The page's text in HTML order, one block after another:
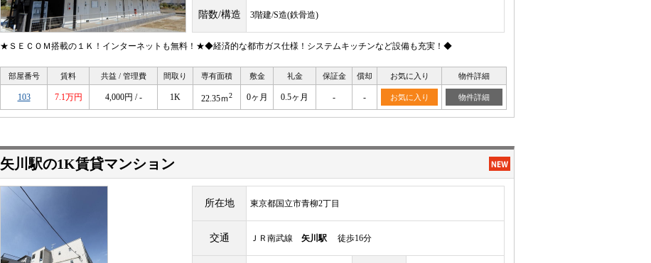
階数/構造 3階建/S造(鉄骨造)
★ＳＥＣＯＭ搭載の１Ｋ！インターネットも無料！★◆経済的な都市ガス仕様！システムキッチンなど設備も充実！◆
部屋番号 賃料 共益 / 管理費 間取り 専有面積 敷金 礼金 保証金 償却 お気に入り 物件詳細
103 7.1万円 4,000円 / - 1K 22.35ｍ2 0ヶ月 0.5ヶ月 - - お気に入り 物件詳細
矢川駅の1K賃貸マンション
所在地 東京都国立市青柳2丁目
交通 ＪＲ南武線 矢川駅 徒歩16分